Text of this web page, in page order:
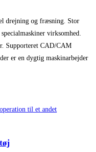
drejning og fræsning. Stor
virksomhed.
Supporteret CAD/CAM
er en dygtig maskinarbejder